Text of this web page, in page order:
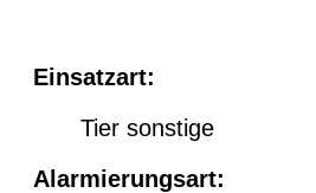
Einsatzart:
Tier sonstige
Alarmierungsart: